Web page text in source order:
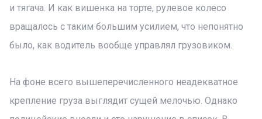
и тягача. И как вишенка на торте, рулевое колесо
вращалось с таким большим усилием, что непонятно
было, как водитель вообще управлял грузовиком.
На фоне всего вышеперечисленного неадекватное
крепление груза выглядит сущей мелочью. Однако